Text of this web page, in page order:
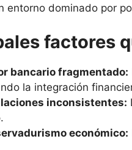
entorno dominado por
factores
bancario fragmentado:
la integración
inconsistentes:
económico: